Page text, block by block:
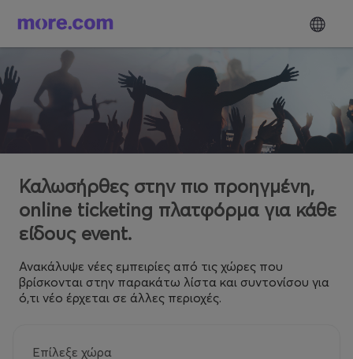
Καλωσήρθες στην πιο προηγμένη,
online ticketing πλατφόρμα για κάθε
είδους event.
Ανακάλυψε νέες εμπειρίες από τις χώρες που
βρίσκονται στην παρακάτω λίστα και συντονίσου για
ό,τι νέο έρχεται σε άλλες περιοχές.
Επίλεξε χώρα